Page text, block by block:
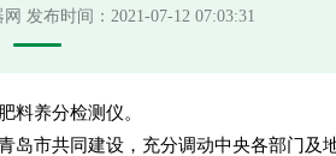
发布时间：2021-07-12 07:03:31
料养分检测仪。
岛市共同建设，充分调动中央各部门及